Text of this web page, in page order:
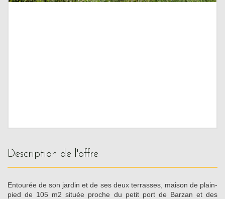
description de l'offre
Entourée de son jardin et de ses deux terrasses, maison de plain-
pied de 105 m2 située proche du petit port de Barzan et des